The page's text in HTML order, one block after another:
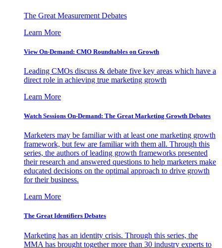
The Great Measurement Debates
Learn More
View On-Demand: CMO Roundtables on Growth
Leading CMOs discuss & debate five key areas which have a
direct role in achieving true marketing growth
Learn More
Watch Sessions On-Demand: The Great Marketing Growth Debates
Marketers may be familiar with at least one marketing growth
framework, but few are familiar with them all. Through this
series, the authors of leading growth frameworks presented
their research and answered questions to help marketers make
educated decisions on the optimal approach to drive growth
for their business.
Learn More
The Great Identifiers Debates
Marketing has an identity crisis. Through this series, the
MMA has brought together more than 30 industry experts to